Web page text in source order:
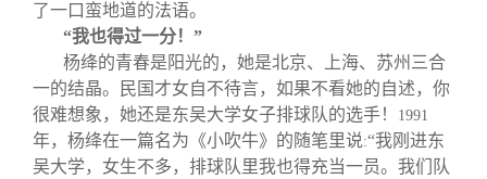
了一口蛮地道的法语。
“我也得过一分！”
杨绛的青春是阳光的，她是北京、上海、苏州三合
一的结晶。民国才女自不待言，如果不看她的自述，你
很难想象，她还是东吴大学女子排球队的选手！
1991
年，杨绛在一篇名为《小吹牛》的随笔里说:“我刚进东
吴大学，女生不多，排球队里我也得充当一员。我们队